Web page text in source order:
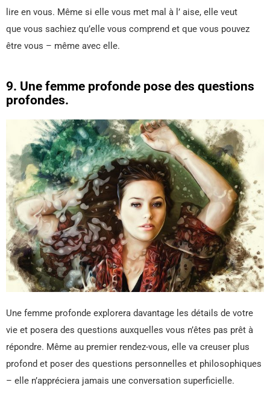
lire en vous. Même si elle vous met mal à l’ aise, elle veut
que vous sachiez qu’elle vous comprend et que vous pouvez
être vous – même avec elle.
9. Une femme profonde pose des questions
profondes.
Une femme profonde explorera davantage les détails de votre
vie et posera des questions auxquelles vous n’êtes pas prêt à
répondre. Même au premier rendez-vous, elle va creuser plus
profond et poser des questions personnelles et philosophiques
– elle n’appréciera jamais une conversation superficielle.